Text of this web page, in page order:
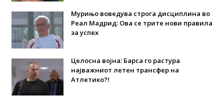
Мурињо воведува строга дисциплина во
Реал Мадрид: Ова се трите нови правила
за успех
Целосна војна: Барса го растура
најважниот летен трансфер на
Атлетико?!